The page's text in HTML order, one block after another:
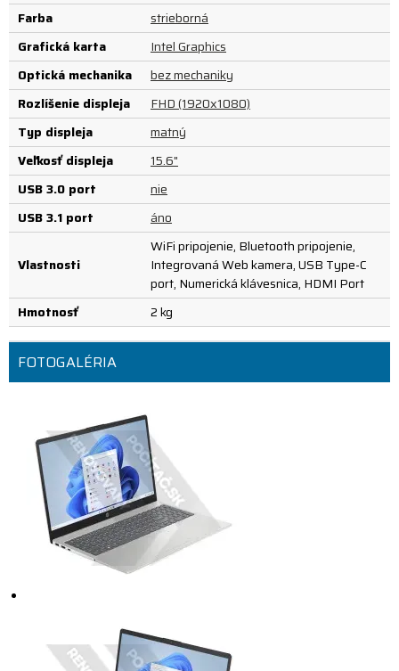
Farba
strieborná
Grafická karta
Intel Graphics
Optická mechanika
bez mechaniky
Rozlíšenie displeja
FHD (1920x1080)
Typ displeja
matný
Veľkosť displeja
15.6"
USB 3.0 port
nie
USB 3.1 port
áno
Vlastnosti
WiFi pripojenie, Bluetooth pripojenie,
Integrovaná Web kamera, USB Type-C
port, Numerická klávesnica, HDMI Port
Hmotnosť
2 kg
FOTOGALÉRIA